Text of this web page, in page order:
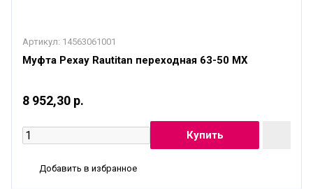
Артикул: 14563061001
Муфта Рехау Rautitan переходная 63-50 MX
8 952,30 р.
Добавить в избранное